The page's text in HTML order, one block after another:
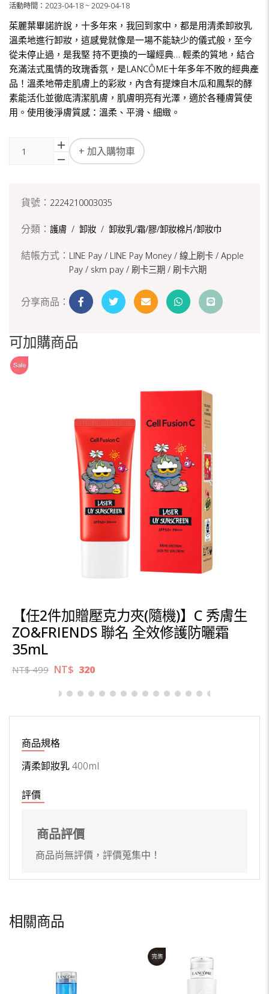
活動時間：2023-04-18 ~ 2029-04-18
茱麗葉畢諾許說，十多年來，我回到家中，都是用清柔卸妝乳
溫柔地進行卸妝，這感覺就像是一場不能缺少的儀式般，至今
從未停止過，是我堅 持不更換的一罐經典… 輕柔的質地，結合
充滿法式風情的玫瑰香氛，是LANCÔME十年多年不敗的經典產
品！溫柔地帶走肌膚上的彩妝，內含有提煉自木瓜和鳳梨的酵
素能活化並徹底清潔肌膚，肌膚明亮有光澤，適於各種膚質使
用。使用後淨膚質感：溫柔、平滑、細緻。
+ 加入購物車
貨號： 2224210003035
分類： 護膚 / 卸妝 / 卸妝乳/霜/膠/卸妝棉片/卸妝巾
結帳方式： LINE Pay / LINE Pay Money / 線上刷卡 / Apple
Pay / skm pay / 刷卡三期 / 刷卡六期
分享商品：
可加購商品
【任2件加贈壓克力夾(隨機)】C 秀膚生
ZO&FRIENDS 聯名 全效修護防曬霜
35mL
NT$499 NT$ 320
商品規格
清柔卸妝乳400ml
評價
商品評價
商品尚無評價，評價蒐集中！
相關商品